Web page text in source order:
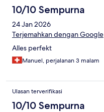
10/10 Sempurna
24 Jan 2026
Terjemahkan dengan Google
Alles perfekt
Manuel, perjalanan 3 malam
Ulasan terverifikasi
10/10 Sempurna